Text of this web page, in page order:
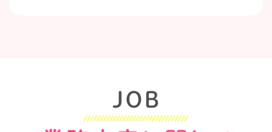
業務内容に関して